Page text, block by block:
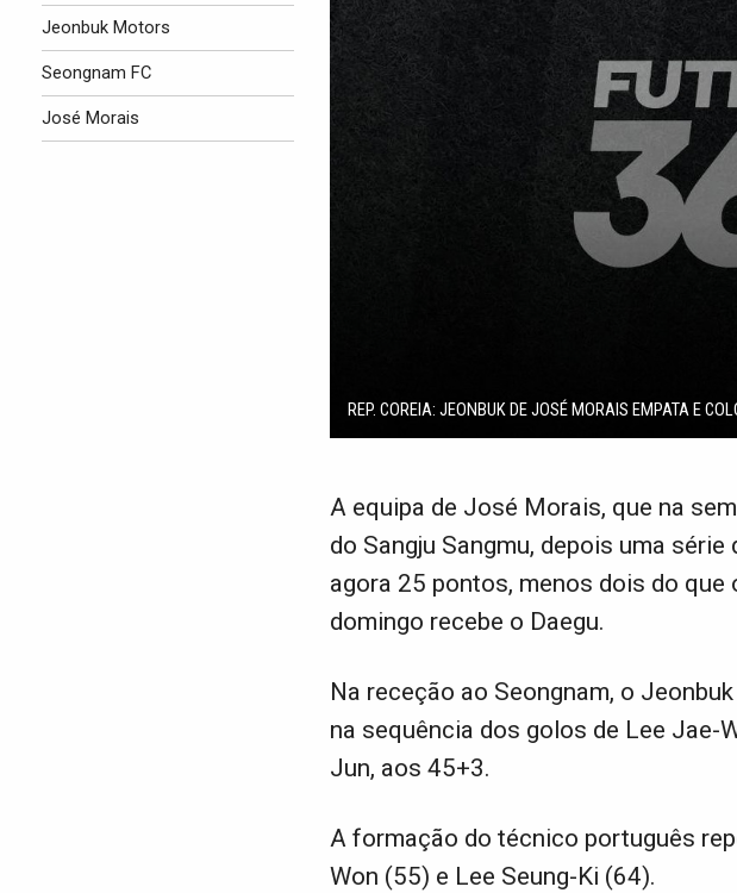
Jeonbuk Motors
Seongnam FC
José Morais
REP. COREIA: JEONBUK DE JOSÉ MORAIS EMPATA E
A equipa de José Morais, que na
do Sangju Sangmu, depois uma
agora 25 pontos, menos dois do
domingo recebe o Daegu.
Na receção ao Seongnam, o
na sequência dos golos de Lee Jae-
Jun, aos 45+3.
A formação do técnico português
Won (55) e Lee Seung-Ki (64).